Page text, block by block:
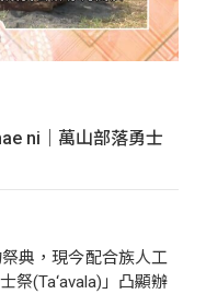
ni｜萬山部落勇士
典，現今配合族人工
祭(Ta‘avala)」凸顯辦